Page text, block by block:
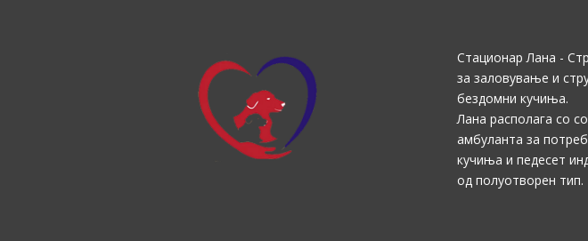
Стационар Лана -
за заловување и
бездомни кучиња.
Лана располага со
амбуланта за
кучиња и педесет
од полуотворен тип.